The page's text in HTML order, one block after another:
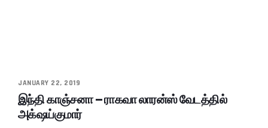
JANUARY 22, 2019
இந்தி காஞ்சனா – ராகவா லாரன்ஸ் வேடத்தில்
அக்‌ஷய்குமார்